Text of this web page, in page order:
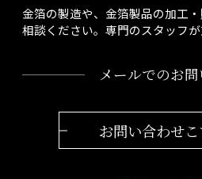
金箔の製造や、金箔製品の加工
相談ください。専門のスタッフが
メールでのお
お問い合わせ